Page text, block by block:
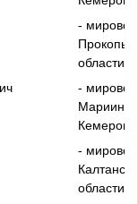
- мировой
области;
- мировой
- мировой
области;